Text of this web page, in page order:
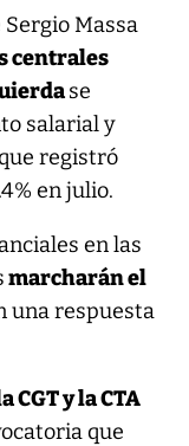
Massa
centrales
se
salarial y
registró
en julio.
en las
marcharán el
una respuesta
CGT y la CTA
que